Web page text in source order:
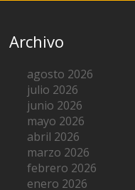
Archivo
agosto 2026
julio 2026
junio 2026
mayo 2026
abril 2026
marzo 2026
febrero 2026
enero 2026